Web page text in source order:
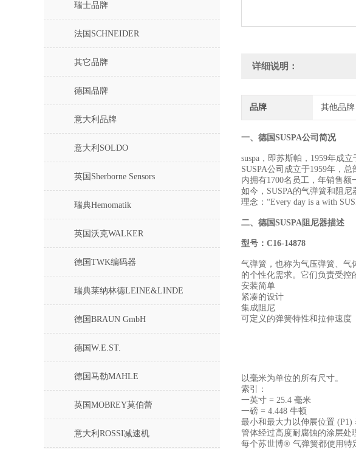
瑞士品牌
法国SCHNEIDER
其它品牌
德国品牌
意大利品牌
意大利SOLDO
英国Sherborne Sensors
瑞典Hemomatik
英国沃克WALKER
德国TWK编码器
瑞典莱纳林德LEINE&LINDE
德国BRAUN GmbH
德国W.E.ST.
德国马勒MAHLE
英国MOBREY莫伯蕾
意大利ROSSI减速机
详细说明：
品牌 其他品牌
一、德国SUSPA公司简况
suspa，即苏斯帕，1959年成
SUSPA公司成立于1959年，
内拥有1700名员工，年销售额
如今，SUSPA的气弹簧和阻
理念：“Every day is a with
二、 德国SUSPA阻尼器描述
型号：C16-14878
气弹簧，也称为气压弹簧、气
的个性化需求。它们负责受控
安装简单
紧凑的设计
集成阻尼
可定义的弹簧特性和拉伸速度
以毫米为单位的所有尺寸。
索引：
一英寸 = 25.4 毫米
一磅 = 4.448 牛顿
最小和最大力以伸展位置 (P1)
管体经过高度耐腐蚀的涂层处
每个苏世博® 气弹簧都使用特